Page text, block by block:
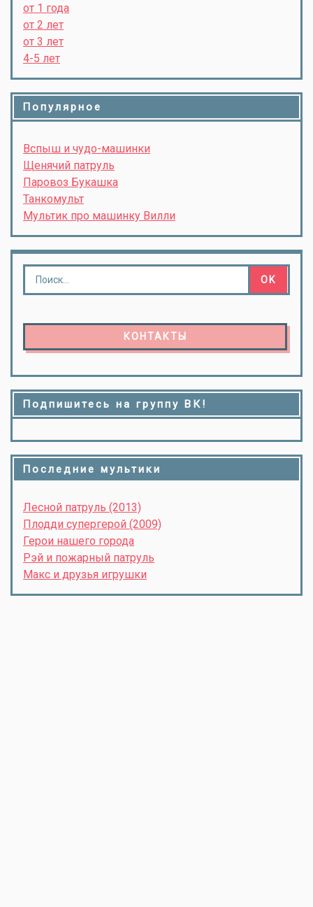
от 1 года
от 2 лет
от 3 лет
4-5 лет
Популярное
Вспыш и чудо-машинки
Щенячий патруль
Паровоз Букашка
Танкомульт
Мультик про машинку Вилли
КОНТАКТЫ
Подпишитесь на группу ВК!
Последние мультики
Лесной патруль (2013)
Плодди супергерой (2009)
Герои нашего города
Рэй и пожарный патруль
Макс и друзья игрушки